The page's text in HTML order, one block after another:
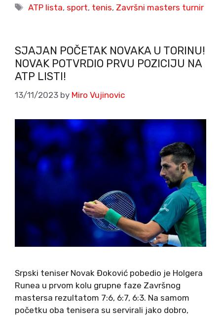
Tags
ATP lista, sport, tenis, Završni masters turnir
SJAJAN POČETAK NOVAKA U TORINU!
NOVAK POTVRDIO PRVU POZICIJU NA
ATP LISTI!
13/11/2023 by Miro Vujinovic
Srpski teniser Novak Đoković pobedio je Holgera
Runea u prvom kolu grupne faze Završnog
mastersa rezultatom 7:6, 6:7, 6:3. Na samom
početku oba tenisera su servirali jako dobro,